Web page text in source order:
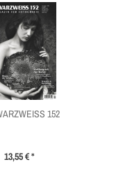
152
13,55 € *